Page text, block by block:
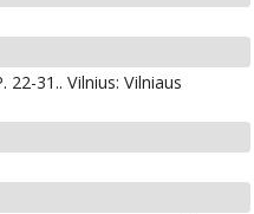
22-31.. Vilnius: Vilniaus